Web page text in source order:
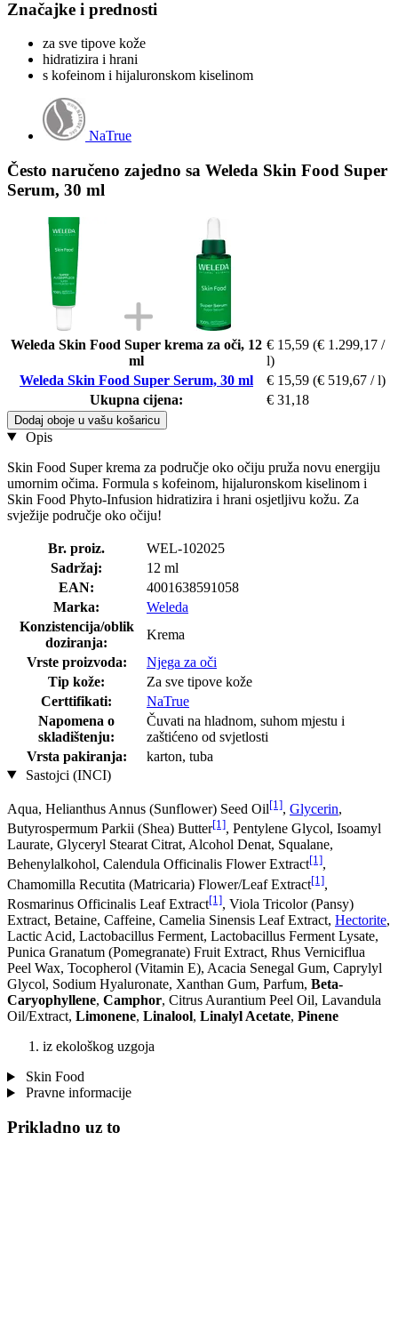
Značajke i prednosti
za sve tipove kože
hidratizira i hrani
s kofeinom i hijaluronskom kiselinom
NaTrue
Često naručeno zajedno sa Weleda Skin Food Super
Serum, 30 ml
Weleda Skin Food Super krema za oči, 12
ml
€ 15,59 (€ 1.299,17 /
l)
Weleda Skin Food Super Serum, 30 ml
€ 15,59 (€ 519,67 / l)
Ukupna cijena:
€ 31,18
Dodaj oboje u vašu košaricu
Opis
Skin Food Super krema za područje oko očiju pruža novu energiju
umornim očima. Formula s kofeinom, hijaluronskom kiselinom i
Skin Food Phyto-Infusion hidratizira i hrani osjetljivu kožu. Za
svježije područje oko očiju!
Br. proiz.
WEL-102025
Sadržaj:
12 ml
EAN:
4001638591058
Marka:
Weleda
Konzistencija/oblik
doziranja:
Krema
Vrste proizvoda:
Njega za oči
Tip kože:
Za sve tipove kože
Certtifikati:
NaTrue
Napomena o
skladištenju:
Čuvati na hladnom, suhom mjestu i
zaštićeno od svjetlosti
Vrsta pakiranja:
karton, tuba
Sastojci (INCI)
Aqua, Helianthus Annus (Sunflower) Seed Oil[1], Glycerin,
Butyrospermum Parkii (Shea) Butter[1], Pentylene Glycol, Isoamyl
Laurate, Glyceryl Stearat Citrat, Alcohol Denat, Squalane,
Behenylalkohol, Calendula Officinalis Flower Extract[1],
Chamomilla Recutita (Matricaria) Flower/Leaf Extract[1],
Rosmarinus Officinalis Leaf Extract[1], Viola Tricolor (Pansy)
Extract, Betaine, Caffeine, Camelia Sinensis Leaf Extract, Hectorite,
Lactic Acid, Lactobacillus Ferment, Lactobacillus Ferment Lysate,
Punica Granatum (Pomegranate) Fruit Extract, Rhus Verniciflua
Peel Wax, Tocopherol (Vitamin E), Acacia Senegal Gum, Caprylyl
Glycol, Sodium Hyaluronate, Xanthan Gum, Parfum, Beta-
Caryophyllene, Camphor, Citrus Aurantium Peel Oil, Lavandula
Oil/Extract, Limonene, Linalool, Linalyl Acetate, Pinene
iz ekološkog uzgoja
Skin Food
Pravne informacije
Prikladno uz to